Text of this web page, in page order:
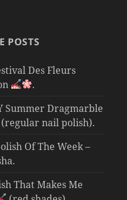
POSTS
Des Fleurs
.
Summer Dragmarble
nail polish).
Of The Week –
That Makes Me